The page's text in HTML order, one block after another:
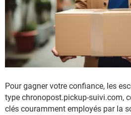
Pour gagner votre confiance, les
type chronopost.pickup-suivi.com,
clés couramment employés par la